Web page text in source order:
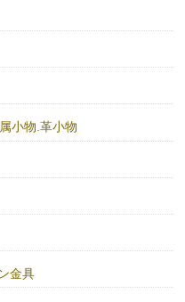
小物.革小物
金具